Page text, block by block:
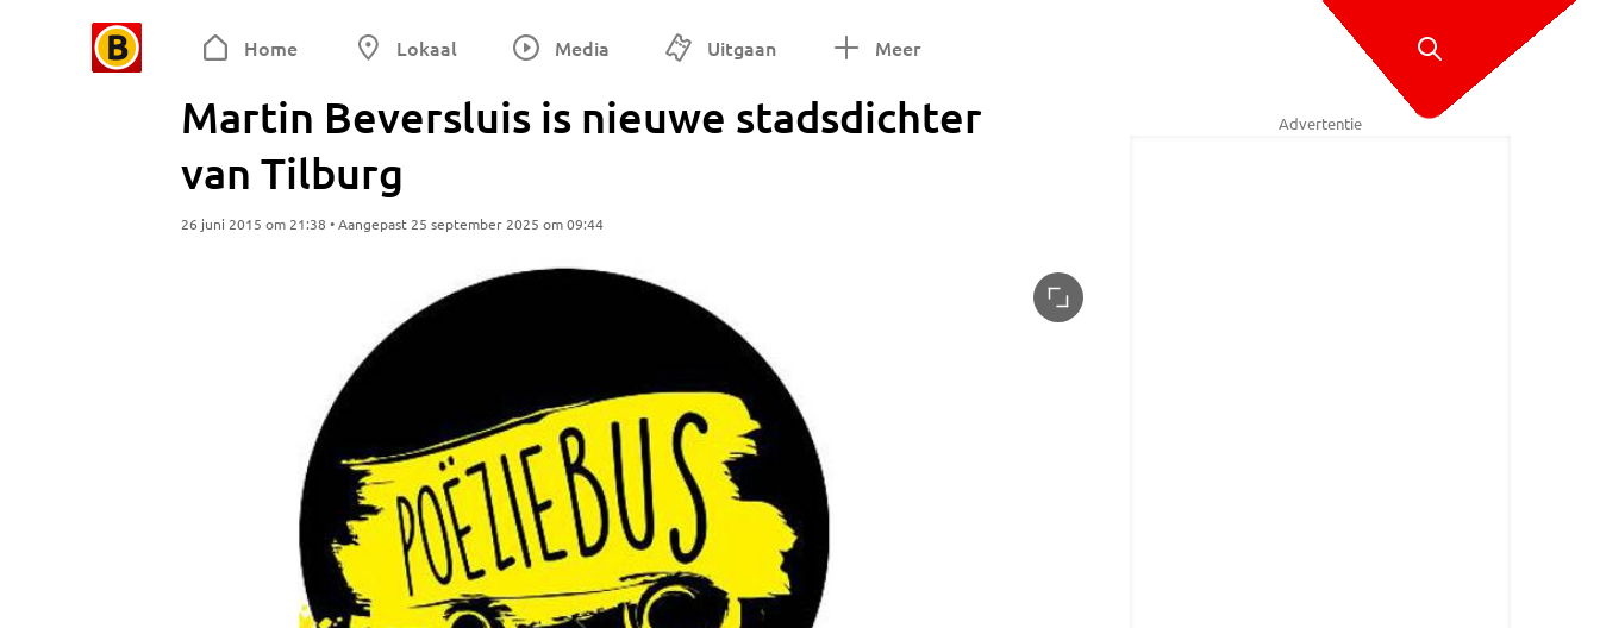
Home Lokaal Media Uitgaan Meer
Martin Beversluis is nieuwe stadsdichter
van Tilburg
26 juni 2015 om 21:38 • Aangepast 25 september 2025 om 09:44
Advertentie